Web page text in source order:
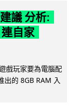
議 分析:
自家
戲玩家要為電腦配
出的 8GB RAM 入